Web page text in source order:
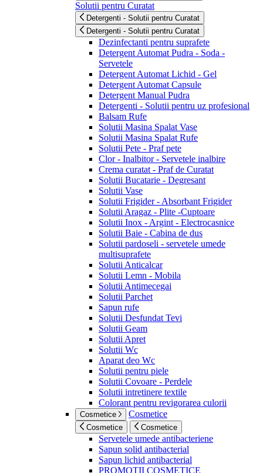
Solutii pentru Curatat
Detergenti - Solutii pentru Curatat
Detergenti - Solutii pentru Curatat
Dezinfectanti pentru suprafete
Detergent Automat Pudra - Soda -
Servetele
Detergent Automat Lichid - Gel
Detergent Automat Capsule
Detergent Manual Pudra
Detergenti - Solutii pentru uz profesional
Balsam Rufe
Solutii Masina Spalat Vase
Solutii Masina Spalat Rufe
Solutii Pete - Praf pete
Clor - Inalbitor - Servetele inalbire
Crema curatat - Praf de Curatat
Solutii Bucatarie - Degresant
Solutii Vase
Solutii Frigider - Absorbant Frigider
Solutii Aragaz - Plite -Cuptoare
Solutii Inox - Argint - Electrocasnice
Solutii Baie - Cabina de dus
Solutii pardoseli - servetele umede
multisuprafete
Solutii Anticalcar
Solutii Lemn - Mobila
Solutii Antimecegai
Solutii Parchet
Sapun rufe
Solutii Desfundat Tevi
Solutii Geam
Solutii Apret
Solutii Wc
Aparat deo Wc
Solutii pentru piele
Solutii Covoare - Perdele
Solutii intretinere textile
Colorant pentru revigorarea culorii
Cosmetice Cosmetice
Cosmetice Cosmetice
Servetele umede antibacteriene
Sapun solid antibacterial
Sapun lichid antibacterial
PROMOTII COSMETICE